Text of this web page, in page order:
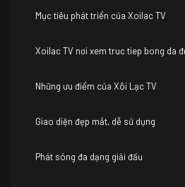
Mục tiêu phát triển của Xoilac TV
Xoilac TV nơi xem truc tiep bong da
Những ưu điểm của Xôi Lạc TV
Giao diện đẹp mắt, dễ sử dụng
Phát sóng đa dạng giải đấu